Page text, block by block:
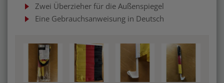
Zwei Überzieher für die Außenspiegel
Eine Gebrauchsanweisung in Deutsch